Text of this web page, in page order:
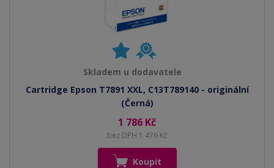
Skladem u dodavatele
Cartridge Epson T7891 XXL, C13T789140 - originální
(Černá)
1 786 Kč
bez DPH 1 476 Kč
Koupit